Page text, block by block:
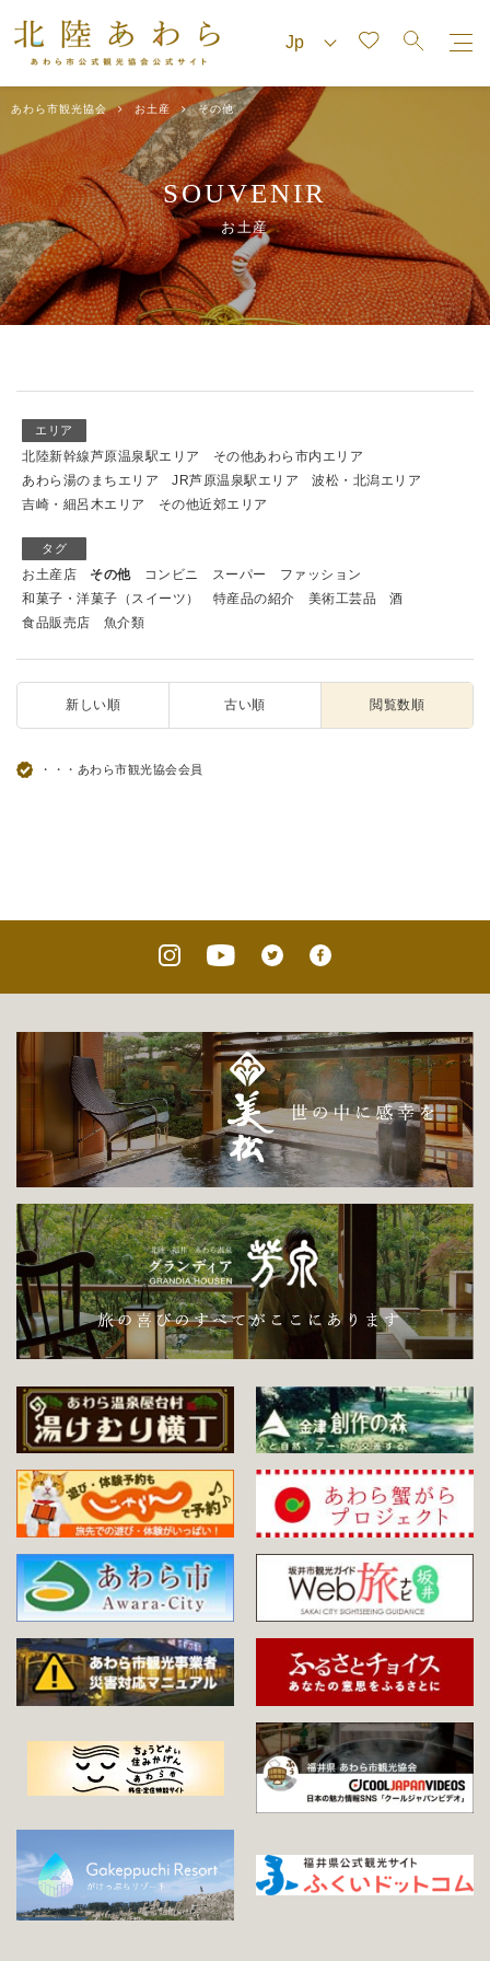
あわら市観光協会 お土産 その他
SOUVENIR
お土産
エリア
北陸新幹線芦原温泉駅エリア
その他あわら市内エリア
あわら湯のまちエリア
JR芦原温泉駅エリア
波松・北潟エリア
吉崎・細呂木エリア
その他近郊エリア
タグ
お土産店 その他 コンビニ スーパー
ファッション
和菓子・洋菓子（スイーツ）
特産品の紹介 美術工芸品
酒
食品販売店
魚介類
新しい順 古い順 閲覧数順
・・・あわら市観光協会会員